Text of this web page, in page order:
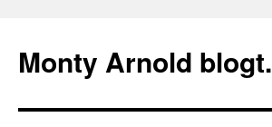
springen
Monty Arnold blogt.